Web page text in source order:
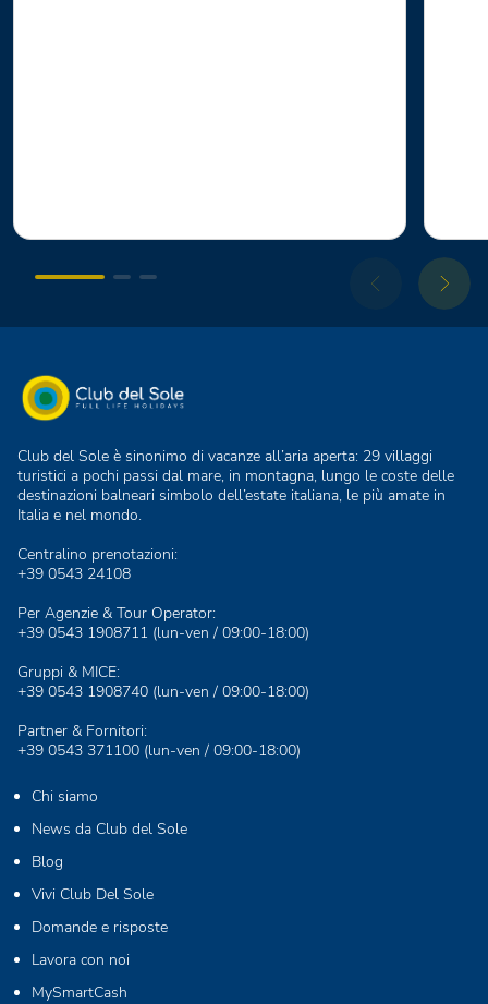
Club del Sole è sinonimo di vacanze all’aria aperta: 29 villaggi
turistici a pochi passi dal mare, in montagna, lungo le coste delle
destinazioni balneari simbolo dell’estate italiana, le più amate in
Italia e nel mondo.
Centralino prenotazioni:
+39 0543 24108
Per Agenzie & Tour Operator:
+39 0543 1908711 (lun-ven / 09:00-18:00)
Gruppi & MICE:
+39 0543 1908740 (lun-ven / 09:00-18:00)
Partner & Fornitori:
+39 0543 371100 (lun-ven / 09:00-18:00)
Chi siamo
News da Club del Sole
Blog
Vivi Club Del Sole
Domande e risposte
Lavora con noi
MySmartCash